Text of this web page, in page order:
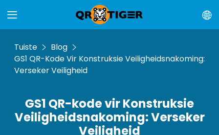
Tuiste
Blog
GS1 QR-Kode Vir Konstruksie Veiligheidsnakoming:
Verseker Veiligheid
GS1 QR-kode vir Konstruksie
Veiligheidsnakoming: Verseker
Veiligheid